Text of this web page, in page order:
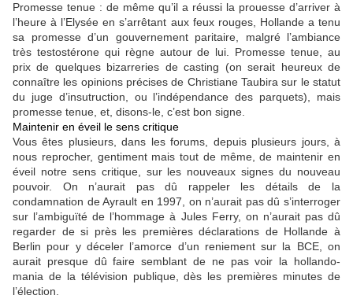
Promesse tenue : de même qu’il a réussi la prouesse d’arriver à
l’heure à l’Elysée en s’arrêtant aux feux rouges, Hollande a tenu
sa promesse d’un gouvernement paritaire, malgré l’ambiance
très testostérone qui règne autour de lui. Promesse tenue, au
prix de quelques bizarreries de casting (on serait heureux de
connaître les opinions précises de Christiane Taubira sur le statut
du juge d’insutruction, ou l’indépendance des parquets), mais
promesse tenue, et, disons-le, c’est bon signe.
Maintenir en éveil le sens critique
Vous êtes plusieurs, dans les forums, depuis plusieurs jours, à
nous reprocher, gentiment mais tout de même, de maintenir en
éveil notre sens critique, sur les nouveaux signes du nouveau
pouvoir. On n’aurait pas dû rappeler les détails de la
condamnation de Ayrault en 1997, on n’aurait pas dû s’interroger
sur l’ambiguïté de l’hommage à Jules Ferry, on n’aurait pas dû
regarder de si près les premières déclarations de Hollande à
Berlin pour y déceler l’amorce d’un reniement sur la BCE, on
aurait presque dû faire semblant de ne pas voir la hollando-
mania de la télévision publique, dès les premières minutes de
l’élection.